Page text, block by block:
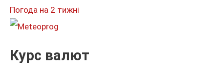
:
Погода на 2 тижні
Курс валют